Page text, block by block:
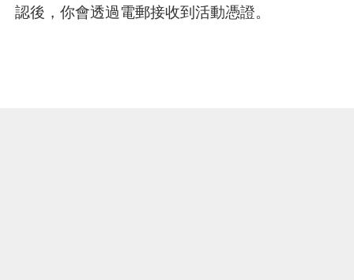
認後，你會透過電郵接收到活動憑證。